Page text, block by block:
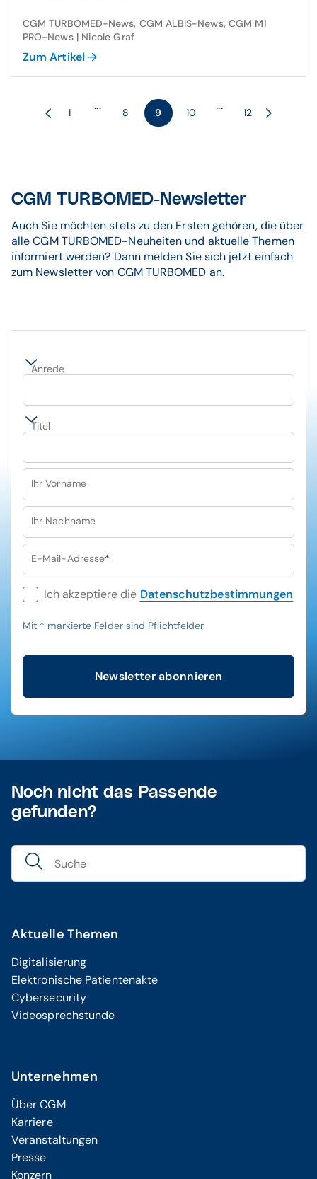
CGM TURBOMED-News, CGM ALBIS-News, CGM M1
PRO-News | Nicole Graf
Zum Artikel
1
...
8 9 10
...
12
CGM TURBOMED-Newsletter
Auch Sie möchten stets zu den Ersten gehören, die über
alle CGM TURBOMED-Neuheiten und aktuelle Themen
informiert werden? Dann melden Sie sich jetzt einfach
zum Newsletter von CGM TURBOMED an.
Anrede
Titel
Ihr Vorname
Ihr Nachname
E-Mail-Adresse*
Ich akzeptiere die Datenschutzbestimmungen
Mit * markierte Felder sind Pflichtfelder
Newsletter abonnieren
Noch nicht das Passende
gefunden?
Aktuelle Themen
Digitalisierung
Elektronische Patientenakte
Cybersecurity
Videosprechstunde
Unternehmen
Über CGM
Karriere
Veranstaltungen
Presse
Konzern